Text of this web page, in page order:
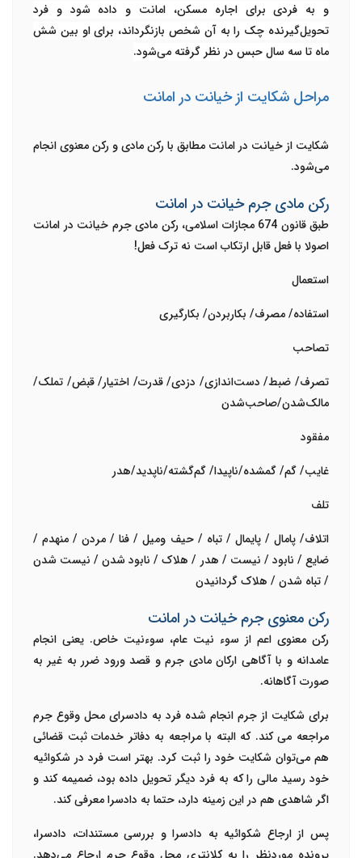
و به فردی برای اجاره مسکن، امانت و داده شود و فرد
تحویل‌گیرنده چک را به آن شخص بازنگرداند، برای او بین شش
ماه تا سه سال حبس در نظر گرفته می‌شود.
مراحل شکایت از خیانت در امانت
شکایت از خیانت در امانت مطابق با رکن مادی و رکن معنوی انجام
می‌شود.
رکن مادی جرم خیانت در امانت
طبق قانون 674 مجازات اسلامی، رکن مادی جرم خیانت در امانت
اصولا با فعل قابل ارتکاب است نه ترک فعل!
استعمال
استفاده/ مصرف/ بکاربردن/ بکارگیری
تصاحب
تصرف/ ضبط/ دست‌اندازی/ دزدی/ قدرت/ اختیار/ قبض/ تملک/
مالک‌شدن/صاحب‌شدن
مفقود
غایب/ گم/ گمشده/ناپیدا/ گم‌گشته/ناپدید/هدر
تلف
اتلاف/ پامال / پایمال / تباه / حیف ومیل / فنا / مردن / منهدم /
ضایع / نابود / نیست / هدر / هلاک / نابود شدن / نیست شدن
/ تباه شدن / هلاک گردانیدن
رکن معنوی جرم خیانت در امانت
رکن معنوی اعم از سوء نیت عام، سوءنیت خاص. یعنی انجام
عامدانه و با آگاهی ارکان مادی جرم و قصد ورود ضرر به غیر به
صورت آگاهانه.
برای شکایت از جرم انجام شده فرد به دادسرای محل وقوع جرم
مراجعه می کند. که البته با مراجعه به دفاتر خدمات ثبت قضائی
هم می‌توان شکایت خود را ثبت کرد. بهتر است فرد در شکوائیه
خود رسید مالی را که به فرد دیگر تحویل داده بود، ضمیمه کند و
اگر شاهدی هم در این زمینه دارد، حتما به دادسرا معرفی کند.
پس از ارجاع شکوائیه به دادسرا و بررسی مستندات، دادسرا،